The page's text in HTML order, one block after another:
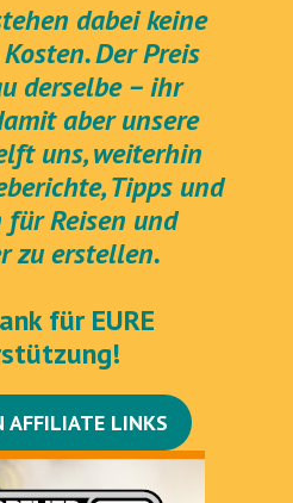
dabei keine
Der Preis
derselbe – ihr
aber unsere
uns, weiterhin
Tipps und
Reisen und
zu erstellen.
für EURE
AFFILIATE LINKS